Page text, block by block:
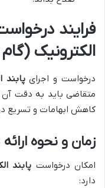
فرایند
الکترونیک
درخواست و اجرایپابند
متقاضی باید به دقت آن
کاهش ابهامات و تسریع
زمان و نحوه
امکان درخواست پابند
دارد: